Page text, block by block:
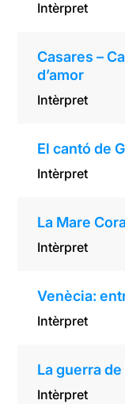
Intèrpret
Casares –
d’amor
Intèrpret
El cantó de
Intèrpret
La Mare
Intèrpret
Venècia:
Intèrpret
La guerra
Intèrpret